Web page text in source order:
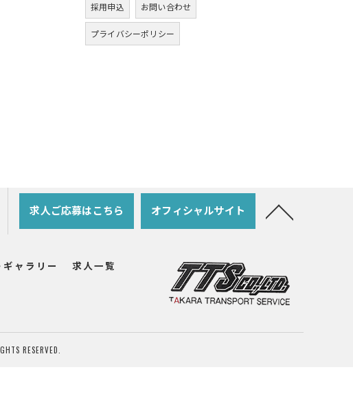
採用申込 お問い合わせ
プライバシーポリシー
求人ご応募はこちら オフィシャルサイト
ャラリー
求人一覧
RESERVED.